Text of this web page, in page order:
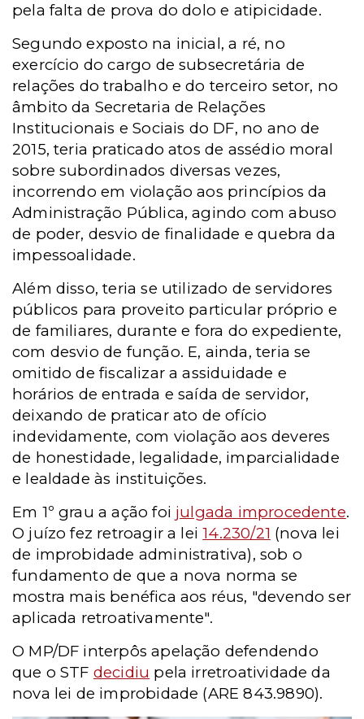
pela falta de prova do dolo e atipicidade.
Segundo exposto na inicial, a ré, no
exercício do cargo de subsecretária de
relações do trabalho e do terceiro setor, no
âmbito da Secretaria de Relações
Institucionais e Sociais do DF, no ano de
2015, teria praticado atos de assédio moral
sobre subordinados diversas vezes,
incorrendo em violação aos princípios da
Administração Pública, agindo com abuso
de poder, desvio de finalidade e quebra da
impessoalidade.
Além disso, teria se utilizado de servidores
públicos para proveito particular próprio e
de familiares, durante e fora do expediente,
com desvio de função. E, ainda, teria se
omitido de fiscalizar a assiduidade e
horários de entrada e saída de servidor,
deixando de praticar ato de ofício
indevidamente, com violação aos deveres
de honestidade, legalidade, imparcialidade
e lealdade às instituições.
Em 1º grau a ação foi julgada improcedente.
O juízo fez retroagir a lei14.230/21 (nova lei
de improbidade administrativa), sob o
fundamento de que a nova norma se
mostra mais benéfica aos réus, "devendo ser
aplicada retroativamente".
O MP/DF interpôs apelação defendendo
que o STF decidiu pela irretroatividade da
nova lei de improbidade (ARE 843.9890).